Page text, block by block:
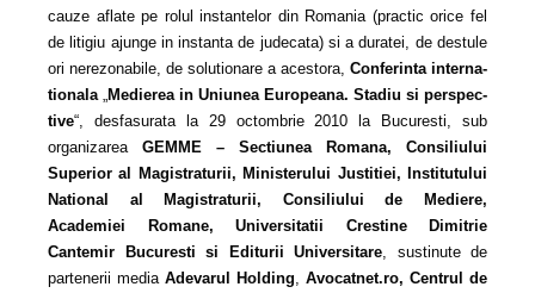
cauze aflate pe rolul instantelor din Romania (practic orice fel
de litigiu ajunge in instanta de judecata) si a duratei, de destule
ori nerezonabile, de solutionare a acestora, Conferinta interna­
tionala
Medierea in Uniunea Europeana. Stadiu si perspec­
tive“, desfasurata la 29 octombrie 2010 la Bucuresti, sub
organizarea GEMME – Sectiunea Romana, Consiliului
Superior al Magistraturii, Ministerului Justitiei, Institutului
National al Magistraturii, Consiliului de Mediere,
Academiei Romane, Universitatii Crestine Dimitrie
Cantemir Bucuresti si Editurii Universitare , sustinute de
partenerii media Adevarul Holding
Avocatnet.ro, Centrul de